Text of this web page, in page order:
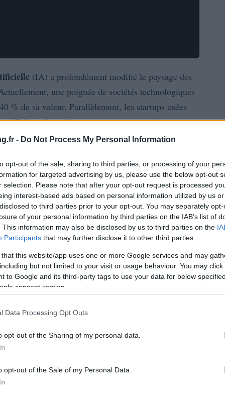
- Do Not Process My Personal Information
opt-out of the sale, sharing to third parties, or processing of your
for targeted advertising by us, please use the below opt-out
selection. Please note that after your opt-out request is processed
interest-based ads based on personal information utilized by us
to third parties prior to your opt-out. You may separately
of your personal information by third parties on the IAB’s list of
This information may also be disclosed by us to third parties on the
Participants that may further disclose it to other third parties.
that this website/app uses one or more Google services and may
but not limited to your visit or usage behaviour. You may
to Google and its third-party tags to use your data for below
consent section.
Data Processing Opt Outs
opt-out of the Sharing of my personal data.
opt-out of the Sale of my Personal Data.
(IA) a profondément modifié le paysage des
une poignée de sociétés technologiques
% de sa valeur. Parallèlement, les startups axées
affichent des valorisations impressionnantes.
à différencier la qualité des fonds
non seulement les gestionnaires de fonds, mais
niveaux de développement. Le défi clé réside dans la
des valeurs durables au sein des portefeuilles
artificielle
des fonds dédiés à l’IA, il est crucial de se poser
doivent porter sur la capacité des entreprises
élevéeset sur leur aptitude à tirer parti des
réussissent à établir des fondations solides sont
au fur et à mesure que le marché évolue.